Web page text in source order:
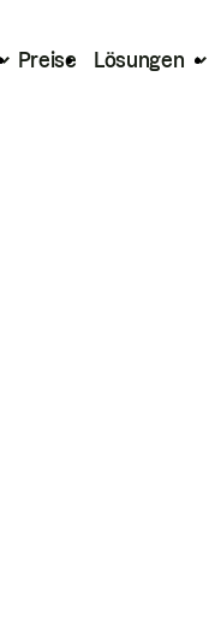
Preise Lösungen